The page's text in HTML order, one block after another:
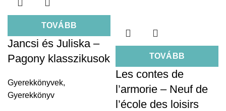
TOVÁBB
Jancsi és Juliska –
Pagony klasszikusok
Gyerekkönyvek,
Gyerekkönyv
TOVÁBB
Les contes de
l’armorie – Neuf de
l’école des loisirs